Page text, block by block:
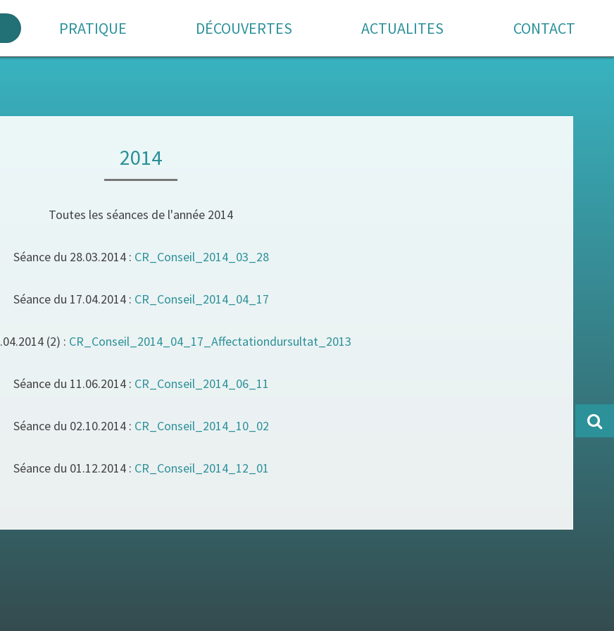
PRATIQUE DÉCOUVERTES ACTUALITES CONTACT
2014
Toutes les séances de l'année 2014
Séance du 28.03.2014 : CR_Conseil_2014_03_28
Séance du 17.04.2014 : CR_Conseil_2014_04_17
(2) : CR_Conseil_2014_04_17_Affectationdursultat_2013
Séance du 11.06.2014 : CR_Conseil_2014_06_11
Séance du 02.10.2014 : CR_Conseil_2014_10_02
Séance du 01.12.2014 : CR_Conseil_2014_12_01